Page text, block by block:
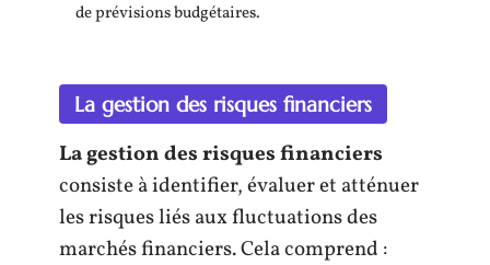
de prévisions budgétaires.
La gestion des risques financiers
La gestion des risques financiers
consiste à identifier, évaluer et atténuer
les risques liés aux fluctuations des
marchés financiers. Cela comprend :